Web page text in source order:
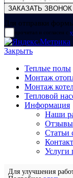
Для отправки
прочитал и согласен с
Закрыть
Теплые полы
Монтаж
Монтаж
Тепловой
Информация
Наши
Отзывы
Статьи
Услуги
Для улучшения